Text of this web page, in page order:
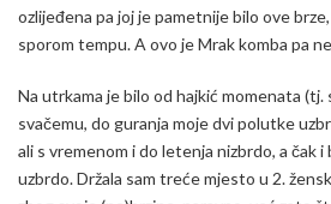
ozlijeđena pa joj je pametnije bilo ove
sporom tempu. A ovo je Mrak komba pa
Na utrkama je bilo od hajkić momenata (tj.
svačemu, do guranja moje dvi polutke
ali s vremenom i do letenja nizbrdo, a čak i
uzbrdo. Držala sam treće mjesto u 2.